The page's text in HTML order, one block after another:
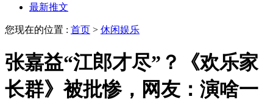
最新推文
您现在的位置 : 首页 > 休闲娱乐
张嘉益“江郎才尽”？《欢乐家
长群》被批惨，网友：演啥一